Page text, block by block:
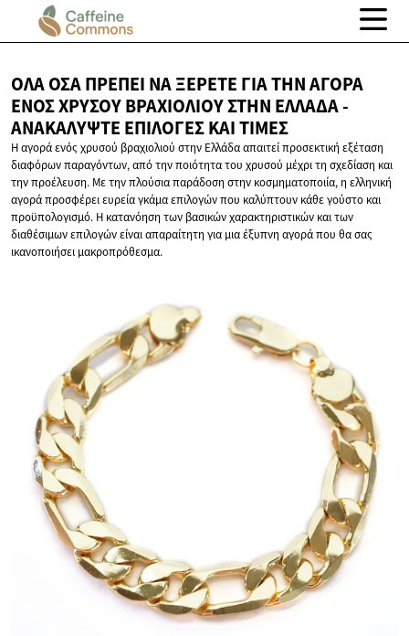
ΌΛΑ ΌΣΑ ΠΡΈΠΕΙ ΝΑ ΞΈΡΕΤΕ ΓΙΑ ΤΗΝ ΑΓΟΡΆ
ΕΝΌΣ ΧΡΥΣΟΎ ΒΡΑΧΙΟΛΙΟΎ ΣΤΗΝ ΕΛΛΆΔΑ -
ΑΝΑΚΑΛΎΨΤΕ ΕΠΙΛΟΓΈΣΚΑΙ ΤΙΜΈΣ
Η αγορά ενός χρυσού βραχιολιού στην Ελλάδα απαιτεί προσεκτική εξέταση
διαφόρων παραγόντων, από την ποιότητα του χρυσού μέχρι τη σχεδίαση και
την προέλευση. Με την πλούσια παράδοση στην κοσμηματοποιία, η ελληνική
αγορά προσφέρει ευρεία γκάμα επιλογών που καλύπτουν κάθε γούστο και
προϋπολογισμό. Η κατανόηση των βασικών χαρακτηριστικών και των
διαθέσιμων επιλογών είναι απαραίτητη για μια έξυπνη αγορά που θα σας
ικανοποιήσει μακροπρόθεσμα.